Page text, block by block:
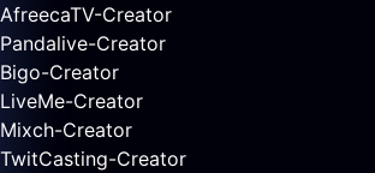
AfreecaTV-Creator
Pandalive-Creator
Bigo-Creator
LiveMe-Creator
Mixch-Creator
TwitCasting-Creator